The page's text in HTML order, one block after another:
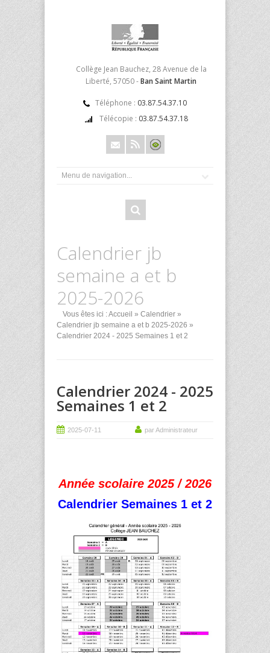
Collège Jean Bauchez, 28 Avenue de la
Liberté, 57050 -Ban Saint Martin
Téléphone : 03.87.54.37.10
Télécopie : 03.87.54.37.18
Calendrier jb
semaine a et b
2025-2026
Vous êtes ici :Accueil » Calendrier »
Calendrier jb semaine a et b 2025-2026 »
Calendrier 2024 - 2025 Semaines 1 et 2
Calendrier 2024 - 2025
Semaines 1 et 2
2025-07-11 par Administrateur
Année scolaire 2025 / 2026
Calendrier Semaines 1 et 2